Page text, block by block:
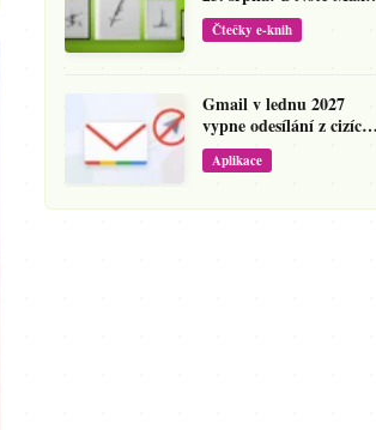
jde cena dolů o 138 eur
Čtečky e-knih
Gmail v lednu 2027
vypne odesílání z cizích
adres
Aplikace